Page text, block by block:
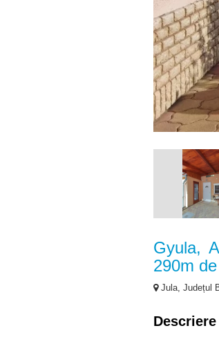
Gyula,
290m
Jula, Județul